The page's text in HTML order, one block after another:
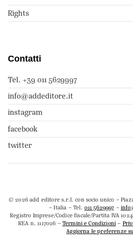
Rights
Contatti
Tel. +39 011 5629997
info@addeditore.it
instagram
facebook
twitter
© 2026 add editore s.r.l. con socio unico –
– Italia – Tel. 011 5629997 –
Registro Imprese/Codice fiscale/Partita IVA
REA n. 1117026 –Termini e Condizioni –
Aggiorna le preferenze